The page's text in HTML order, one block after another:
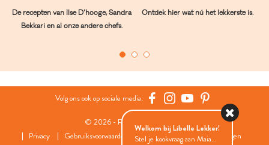
De recepten van Ilse D’hooge, Sandra
Bekkari en al onze andere chefs.
Ontdek hier wat nú het lekkerste is.
Volg ons ook op sociale media:
© 2026 - Roularta Media Group
Privacy
Gebruiksvoorwaarden Cookies
Cookies instellingen
Welkom bij Libelle Lekker!
Stel je kookvraag aan Maia...